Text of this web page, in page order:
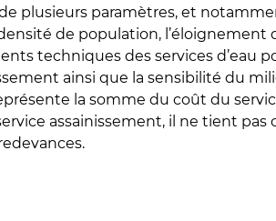
plusieurs paramètres, et
de population, l’éloignement
techniques des services d’eau
ainsi que la sensibilité du
la somme du coût du
assainissement, il ne tient pas